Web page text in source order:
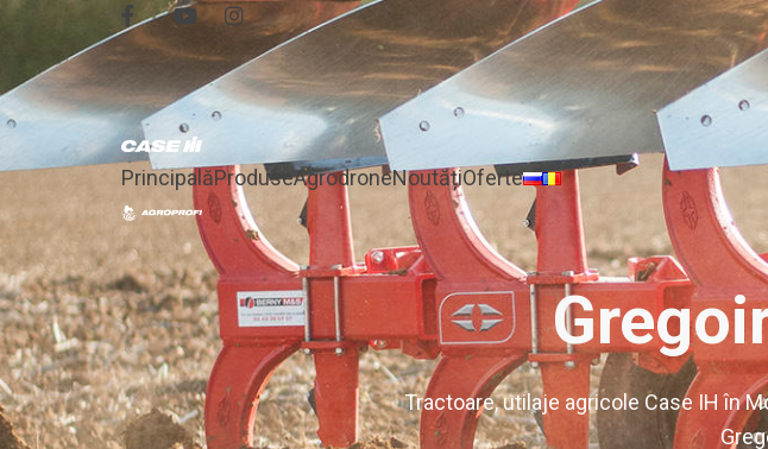
PrincipalăProduseAgrodroneNoutățiOferte
Tractoare, utilaje agricole Case IH în